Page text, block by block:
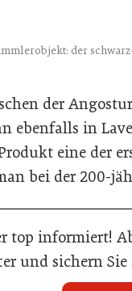
der
der
ebenfalls in
eine der
bei der 200-
top informiert!
und sichern